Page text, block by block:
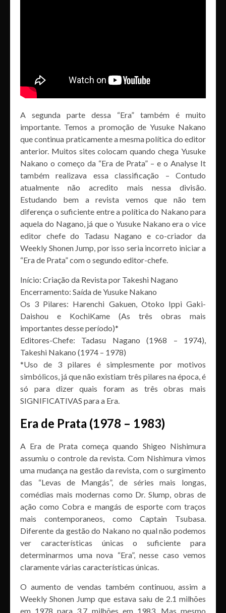
A segunda parte dessa “Era” também é muito
importante. Temos a promoção de Yusuke Nakano
que continua praticamente a mesma política do editor
anterior. Muitos sites colocam quando chega Yusuke
Nakano o começo da “Era de Prata” – e o Analyse It
também realizava essa classificação – Contudo
atualmente não acredito mais nessa divisão.
Estudando bem a revista vemos que não tem
diferença o suficiente entre a política do Nakano para
aquela do Nagano, já que o Yusuke Nakano era o vice
editor chefe do Tadasu Nagano e co-criador da
Weekly Shonen Jump, por isso seria incorreto iniciar a
“Era de Prata” com o segundo editor-chefe.
Início: Criação da Revista por Takeshi Nagano
Encerramento: Saída de Yusuke Nakano
Os 3 Pilares: Harenchi Gakuen, Otoko Ippi Gaki-
Daishou e KochiKame (As três obras mais
importantes desse período)*
Editores-Chefe: Tadasu Nagano (1968 – 1974),
Takeshi Nakano (1974 – 1978)
*Uso de 3 pilares é simplesmente por motivos
simbólicos, já que não existiam três pilares na época, é
só para dizer quais foram as três obras mais
SIGNIFICATIVAS para a Era.
Era de Prata (1978 – 1983)
A Era de Prata começa quando Shigeo Nishimura
assumiu o controle da revista. Com Nishimura vimos
uma mudança na gestão da revista, com o surgimento
das “Levas de Mangás”, de séries mais longas,
comédias mais modernas como Dr. Slump, obras de
ação como Cobra e mangás de esporte com traços
mais contemporaneos, como Captain Tsubasa.
Diferente da gestão do Nakano no qual não podemos
ver características únicas o suficiente para
determinarmos uma nova “Era”, nesse caso vemos
claramente várias características únicas.
O aumento de vendas também continuou, assim a
Weekly Shonen Jump que estava saiu de 2.1 milhões
em 1978 para 3.7 milhões em 1983. Mas mesmo